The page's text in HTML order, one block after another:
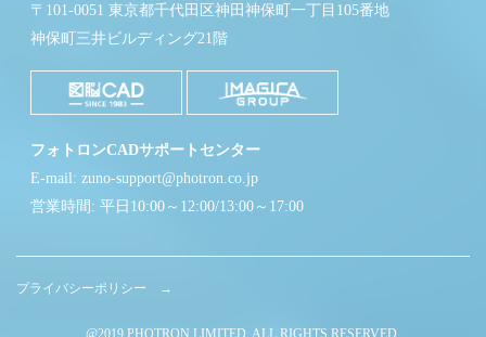
〒101-0051 東京都千代田区神田神保町一丁目105番地
神保町三井ビルディング21階
フォトロンCADサポートセンター
E-mail: zuno-support@photron.co.jp
営業時間: 平日10:00～12:00/13:00～17:00
プライバシーポリシー →
@2019 PHOTRON LIMITED. ALL RIGHTS RESERVED.